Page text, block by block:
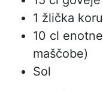
1 žlička
10 cl
maščobe)
Sol